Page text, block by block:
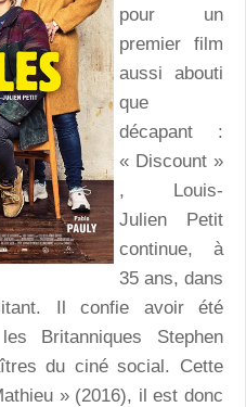
pour un
premier film
aussi abouti
que
décapant :
« Discount »
, Louis-
Julien Petit
continue, à
35 ans, dans
Il confie avoir été
Britanniques Stephen
du ciné social. Cette
» (2016), il est donc